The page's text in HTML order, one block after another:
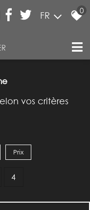
FR 0
vos critères
Prix
4